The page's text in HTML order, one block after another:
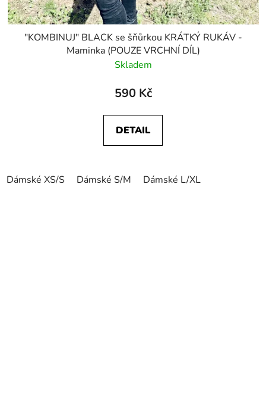
"KOMBINUJ" BLACK se šňůrkou KRÁTKÝ RUKÁV -
Maminka (POUZE VRCHNÍ DÍL)
Skladem
590 Kč
DETAIL
Dámské XS/S Dámské S/M Dámské L/XL